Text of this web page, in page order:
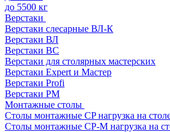
до 5500 кг
Верстаки
Верстаки слесарные ВЛ-К
Верстаки ВЛ
Верстаки ВС
Верстаки для столярных мастерских
Верстаки Expert и Мастер
Верстаки Profi
Верстаки РМ
Монтажные столы
Столы монтажные СP нагрузка на
Столы монтажные СР-М нагрузка на